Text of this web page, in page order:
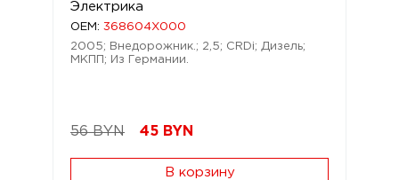
Электрика
OEM: 368604X000
2005; Внедорожник.; 2,5; CRDi; Дизель;
МКПП; Из Германии.
56 BYN 45 BYN
В корзину